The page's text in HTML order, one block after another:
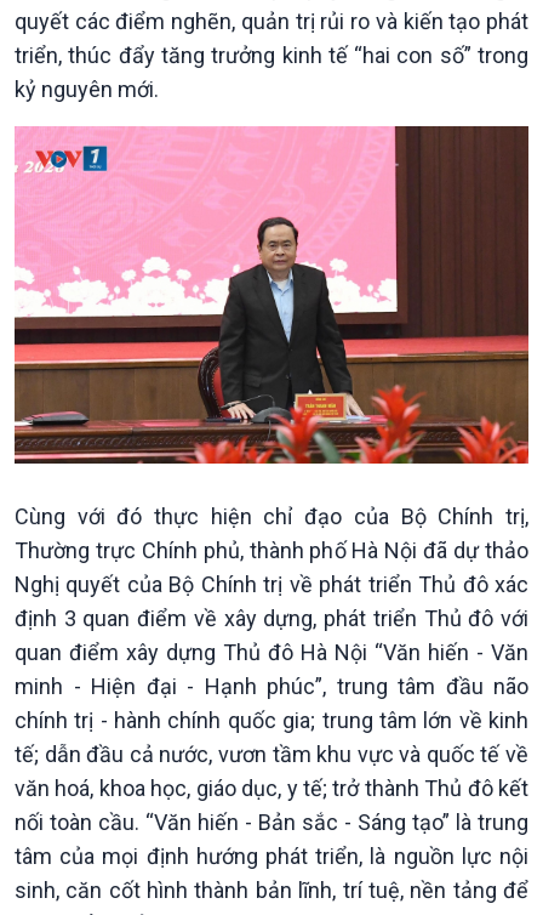
Kinh tế
Tin Kinh tế
Trước giờ mở cửa
Dòng chảy Kinh tế
Sức sống hàng Việt
Khởi nghiệp
Tuyên chiến với gian lận
thương mại
Nông nghiệp & Biển đảo
Tin Nông nghiệp & Biển
Mùa vàng
Biển đảo Việt Nam
Tâm tình biên giới và hải
Tìm hiểu biển, đảo Việt
Nam
quyết các điểm nghẽn, quản trị rủi ro và kiến tạo phát
triển, thúc đẩy tăng trưởng kinh tế “hai con số” trong
kỷ nguyên mới.
Cùng với đó thực hiện chỉ đạo của Bộ Chính trị,
Thường trực Chính phủ, thành phố Hà Nội đã dự thảo
Nghị quyết của Bộ Chính trị về phát triển Thủ đô xác
định 3 quan điểm về xây dựng, phát triển Thủ đô với
quan điểm xây dựng Thủ đô Hà Nội “Văn hiến - Văn
minh - Hiện đại - Hạnh phúc”, trung tâm đầu não
chính trị - hành chính quốc gia; trung tâm lớn về kinh
tế; dẫn đầu cả nước, vươn tầm khu vực và quốc tế về
văn hoá, khoa học, giáo dục, y tế; trở thành Thủ đô kết
nối toàn cầu. “Văn hiến - Bản sắc - Sáng tạo” là trung
tâm của mọi định hướng phát triển, là nguồn lực nội
sinh, căn cốt hình thành bản lĩnh, trí tuệ, nền tảng để